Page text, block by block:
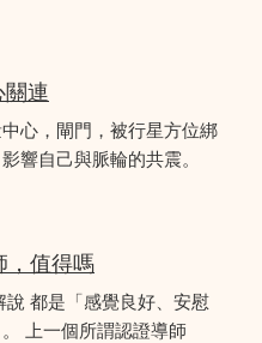
連
心，閘門，被行星方位綁
響自己與脈輪的共震。
，值得嗎
都是「感覺良好、安慰
上一個所謂認證導師